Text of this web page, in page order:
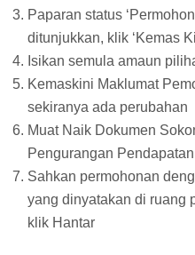
Paparan status
ditunjukkan, klik ‘Kemas
Isikan semula amaun
Kemaskini Maklumat
sekiranya ada perubahan
Muat Naik Dokumen
Pengurangan Pendapatan
Sahkan permohonan
yang dinyatakan di ruang
klik Hantar